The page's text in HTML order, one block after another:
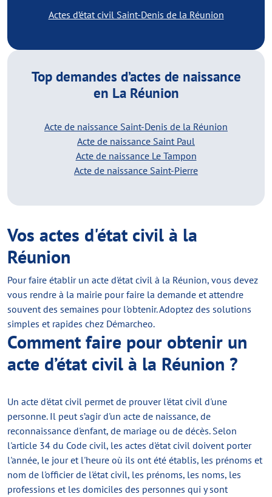
Actes d’état civil Saint-Denis de la Réunion
Top demandes d’actes de naissance
en La Réunion
Acte de naissance Saint-Denis de la Réunion
Acte de naissance Saint Paul
Acte de naissance Le Tampon
Acte de naissance Saint-Pierre
Vos actes d'état civil à la
Réunion
Pour faire établir un acte d'état civil à la Réunion, vous devez
vous rendre à la mairie pour faire la demande et attendre
souvent des semaines pour l'obtenir. Adoptez des solutions
simples et rapides chez Démarcheo.
Comment faire pour obtenir un
acte d’état civil à la Réunion ?
Un acte d'état civil permet de prouver l'état civil d'une
personne. Il peut s’agir d'un acte de naissance, de
reconnaissance d'enfant, de mariage ou de décès. Selon
l'article 34 du Code civil, les actes d'état civil doivent porter
l'année, le jour et l'heure où ils ont été établis, les prénoms et
nom de l'officier de l'état civil, les prénoms, les noms, les
professions et les domiciles des personnes qui y sont